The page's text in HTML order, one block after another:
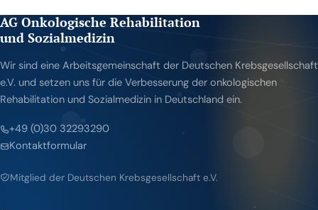
AG Onkologische Rehabilitation
und Sozialmedizin
Wir sind eine Arbeitsgemeinschaft der Deutschen Krebsgesellschaft
e.V. und setzen uns für die Verbesserung der onkologischen
Rehabilitation und Sozialmedizin in Deutschland ein.
+49 (0)30 32293290
Kontaktformular
Mitglied der Deutschen Krebsgesellschaft e.V.